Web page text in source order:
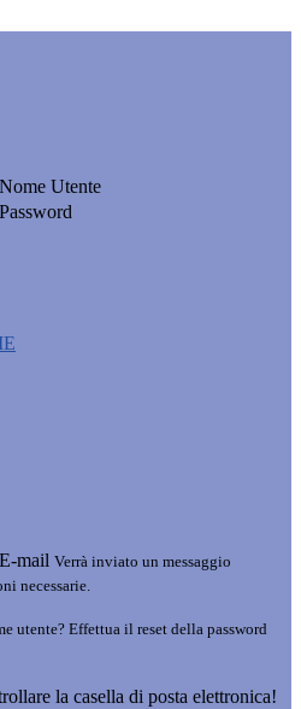
Nome Utente
Password
E-mail Verrà inviato un messaggio
necessarie.
utente? Effettua il reset della password
la casella di posta elettronica!